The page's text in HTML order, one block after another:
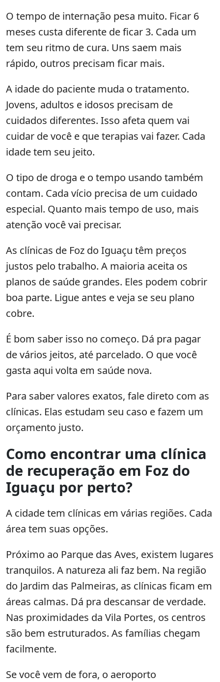
O tempo de internação pesa muito. Ficar 6
meses custa diferente de ficar 3. Cada um
tem seu ritmo de cura. Uns saem mais
rápido, outros precisam ficar mais.
A idade do paciente muda o tratamento.
Jovens, adultos e idosos precisam de
cuidados diferentes. Isso afeta quem vai
cuidar de você e que terapias vai fazer. Cada
idade tem seu jeito.
O tipo de droga e o tempo usando também
contam. Cada vício precisa de um cuidado
especial. Quanto mais tempo de uso, mais
atenção você vai precisar.
As clínicas de Foz do Iguaçu têm preços
justos pelo trabalho. A maioria aceita os
planos de saúde grandes. Eles podem cobrir
boa parte. Ligue antes e veja se seu plano
cobre.
É bom saber isso no começo. Dá pra pagar
de vários jeitos, até parcelado. O que você
gasta aqui volta em saúde nova.
Para saber valores exatos, fale direto com as
clínicas. Elas estudam seu caso e fazem um
orçamento justo.
Como encontrar uma clínica
de recuperação em Foz do
Iguaçu por perto?
A cidade tem clínicas em várias regiões. Cada
área tem suas opções.
Próximo ao Parque das Aves, existem lugares
tranquilos. A natureza ali faz bem. Na região
do Jardim das Palmeiras, as clínicas ficam em
áreas calmas. Dá pra descansar de verdade.
Nas proximidades da Vila Portes, os centros
são bem estruturados. As famílias chegam
facilmente.
Se você vem de fora, o aeroporto